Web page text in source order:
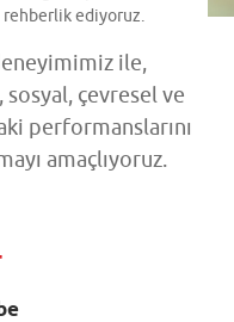
ediyoruz.
ile,
çevresel ve
performanslarını
amaçlıyoruz.